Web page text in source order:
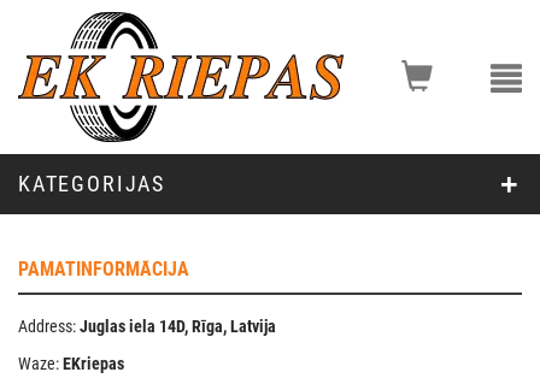
KATEGORIJAS
PAMATINFORMĀCIJA
Address:Juglas iela 14D, Rīga, Latvija
Waze:EKriepas